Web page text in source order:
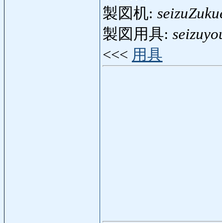
製図机:
製図用具:
<<< 用具